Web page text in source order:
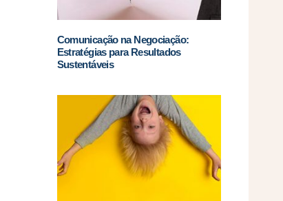
Comunicação na Negociação:
Estratégias para Resultados
Sustentáveis